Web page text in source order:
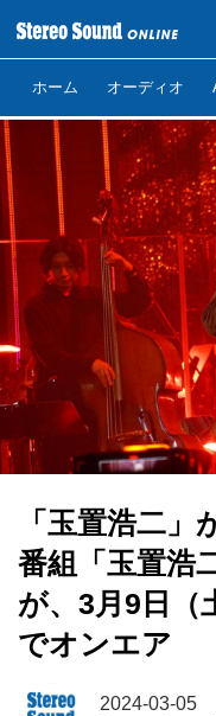
ホーム オーディオ
「玉置浩二
番組「玉置浩
が、3月9日（
でオンエア
2024-03-05